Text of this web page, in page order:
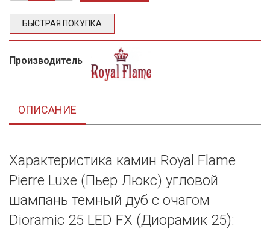
БЫСТРАЯ ПОКУПКА
Производитель
ОПИСАНИЕ
Характеристика камин Royal Flame
Pierre Luxe (Пьер Люкс) угловой
шампань темный дуб с очагом
Dioramic 25 LED FX (Диорамик 25):